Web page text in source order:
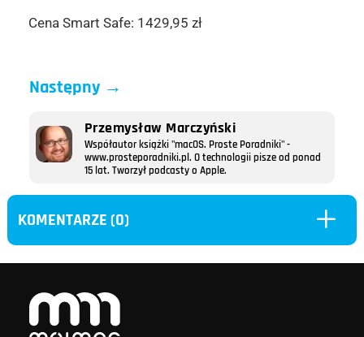
Cena Smart Safe: 1429,95 zł
Następny→
Przemysław Marczyński
Współautor książki "macOS. Proste Poradniki" -
www.prosteporadniki.pl. O technologii pisze od ponad
15 lat. Tworzył podcasty o Apple.
KOMENTARZE (0) L